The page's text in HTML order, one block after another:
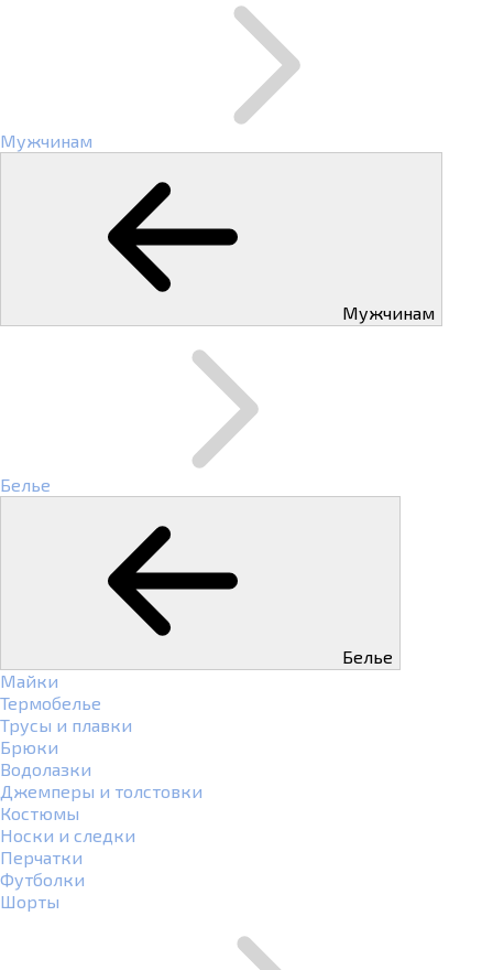
Мужчинам
Мужчинам
Белье
Белье
Майки
Термобелье
Трусы и плавки
Брюки
Водолазки
Джемперы и толстовки
Костюмы
Носки и следки
Перчатки
Футболки
Шорты